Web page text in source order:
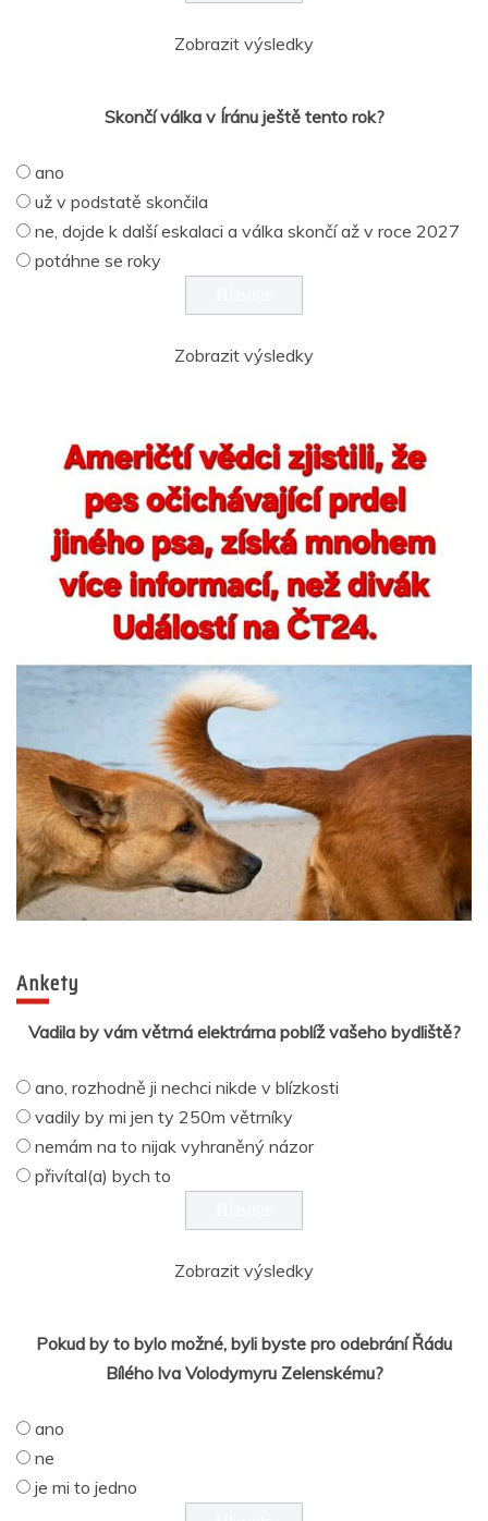
Zobrazit výsledky
Skončí válka v Íránu ještě tento rok?
ano
už v podstatě skončila
ne, dojde k další eskalaci a válka skončí až v roce 2027
potáhne se roky
Zobrazit výsledky
Ankety
Vadila by vám větrná elektrárna poblíž vašeho bydliště?
ano, rozhodně ji nechci nikde v blízkosti
vadily by mi jen ty 250m větrníky
nemám na to nijak vyhraněný názor
přivítal(a) bych to
Zobrazit výsledky
Pokud by to bylo možné, byli byste pro odebrání Řádu
Bílého lva Volodymyru Zelenskému?
ano
ne
je mi to jedno